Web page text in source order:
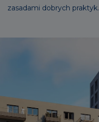
zasadami dobrych praktyk.